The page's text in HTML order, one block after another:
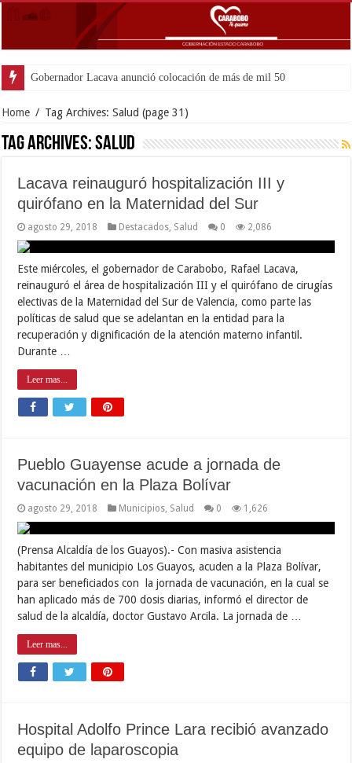
Gobernador Lacava anunció colocación de más de mil 500 toneladas d
Home / Tag Archives: Salud (page 31)
Tag Archives:Salud
Lacava reinauguró hospitalización III y
quirófano en la Maternidad del Sur
agosto 29, 2018 Destacados Salud 0 2,086
Este miércoles, el gobernador de Carabobo, Rafael Lacava,
reinauguró el área de hospitalización III y el quirófano de cirugías
electivas de la Maternidad del Sur de Valencia, como parte las
políticas de salud que se adelantan en la entidad para la
recuperación y dignificación de la atención materno infantil.
Durante …
Leer mas...
Pueblo Guayense acude a jornada de
vacunación en la Plaza Bolívar
agosto 29, 2018 Municipios Salud 0 1,626
(Prensa Alcaldía de los Guayos).- Con masiva asistencia
habitantes del municipio Los Guayos, acuden a la Plaza Bolívar,
para ser beneficiados con la jornada de vacunación, en la cual se
han aplicado más de 700 dosis diarias, informó el director de
salud de la alcaldía, doctor Gustavo Arcila. La jornada de …
Leer mas...
Hospital Adolfo Prince Lara recibió avanzado
equipo de laparoscopia